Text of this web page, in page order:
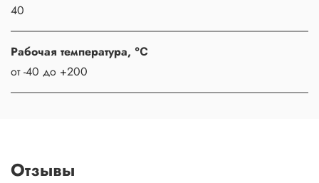
40
Рабочая температура, ℃
от -40 до +200
Отзывы